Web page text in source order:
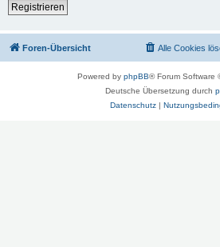
Registrieren
Foren-Übersicht Alle Cookies
Powered by phpBB® Forum Software
Deutsche Übersetzung durch
Datenschutz|